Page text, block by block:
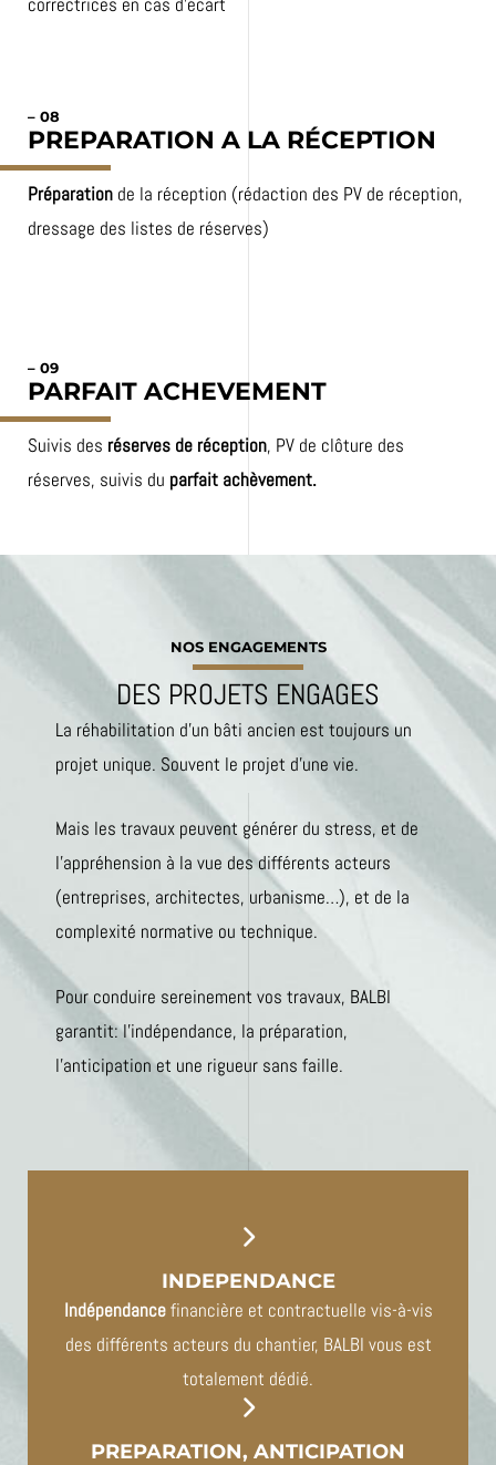
– 08
PREPARATION A LA RÉCEPTION
Préparation de la réception (rédaction des PV de réception,
dressage des listes de réserves)
– 09
PARFAIT ACHEVEMENT
Suivis des réserves de réception, PV de clôture des
réserves, suivis du parfait achèvement.
NOS ENGAGEMENTS
DES PROJETS ENGAGES
La réhabilitation d’un bâti ancien est toujours un
projet unique. Souvent le projet d’une vie.
Mais les travaux peuvent générer du stress, et de
l’appréhension à la vue des différents acteurs
(entreprises, architectes, urbanisme…), et de la
complexité normative ou technique.
Pour conduire sereinement vos travaux, BALBI
garantit: l’indépendance, la préparation,
l’anticipation et une rigueur sans faille.
INDEPENDANCE
Indépendancefinancière et contractuelle vis-à-vis
des différents acteurs du chantier, BALBI vous est
totalement dédié.
PREPARATION, ANTICIPATION